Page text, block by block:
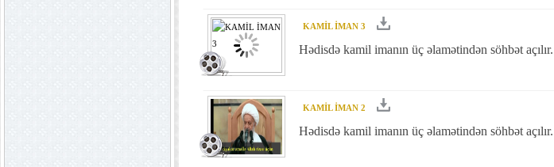
KAMİL İMAN 3
Hədisdə kamil imanın üç əlamətindən söhbət
KAMİL İMAN 2
Hədisdə kamil imanın üç əlamətindən söhbət